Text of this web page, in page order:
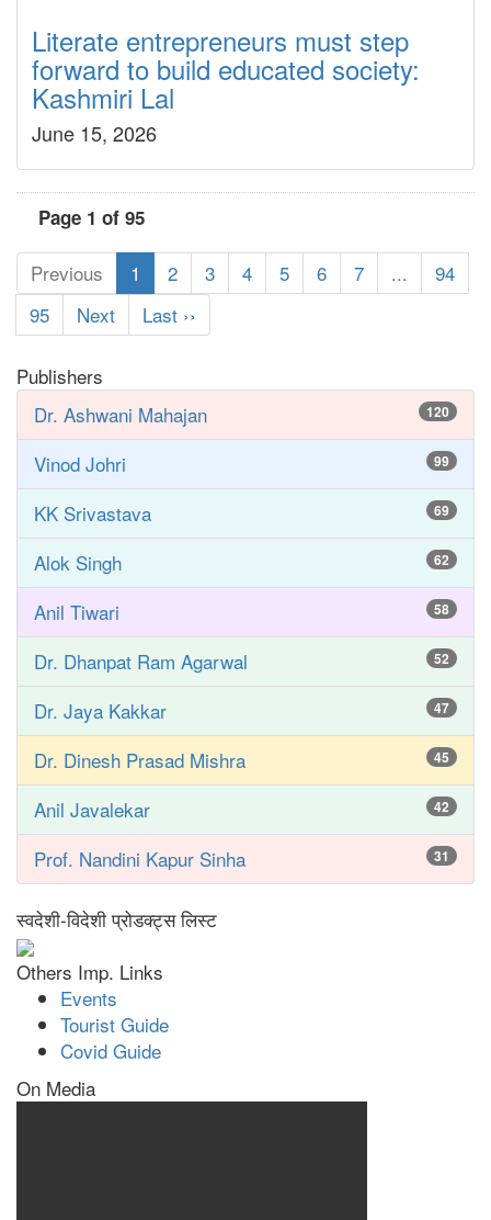
Literate entrepreneurs must step
forward to build educated society:
Kashmiri Lal
June 15, 2026
Page 1 of 95
Previous 1 2 3 4 5 6 7 ...
94
95
Next Last ››
Publishers
Dr. Ashwani Mahajan
120
Vinod Johri 99
KK Srivastava 69
Alok Singh 62
Anil Tiwari 58
Dr. Dhanpat Ram Agarwal 52
Dr. Jaya Kakkar 47
Dr. Dinesh Prasad Mishra 45
Anil Javalekar 42
Prof. Nandini Kapur Sinha 31
स्वदेशी-विदेशी प्रोडक्ट्स लिस्ट
Others Imp. Links
Events
Tourist Guide
Covid Guide
On Media